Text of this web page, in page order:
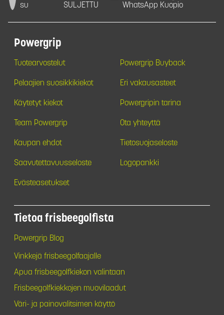
su
SULJETTU
WhatsApp Kuopio
Powergrip
Tuotearvostelut Powergrip Buyback
Pelaajien suosikkikiekot Eri vakausasteet
Käytetyt kiekot Powergripin tarina
Team Powergrip Ota yhteyttä
Kaupan ehdot Tietosuojaseloste
Saavutettavuusseloste Logopankki
Evästeasetukset
Tietoa frisbeegolfista
Powergrip Blog
Vinkkejä frisbeegolfaajalle
Apua frisbeegolfkiekon valintaan
Frisbeegolfkiekkojen muovilaadut
Väri- ja painovalitsimen käyttö